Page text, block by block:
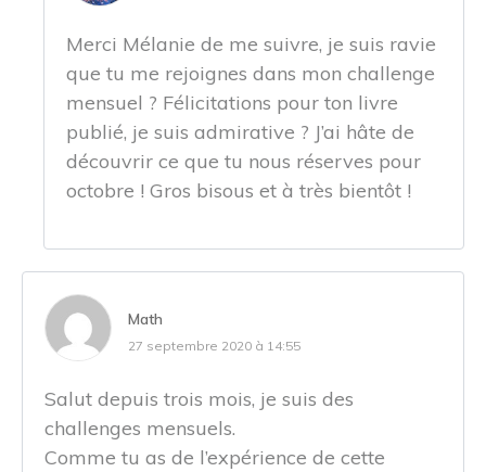
Merci Mélanie de me suivre, je suis ravie
que tu me rejoignes dans mon challenge
mensuel ? Félicitations pour ton livre
publié, je suis admirative ? J’ai hâte de
découvrir ce que tu nous réserves pour
octobre ! Gros bisous et à très bientôt !
Math
27 septembre 2020 à 14:55
Salut depuis trois mois, je suis des
challenges mensuels.
Comme tu as de l’expérience de cette